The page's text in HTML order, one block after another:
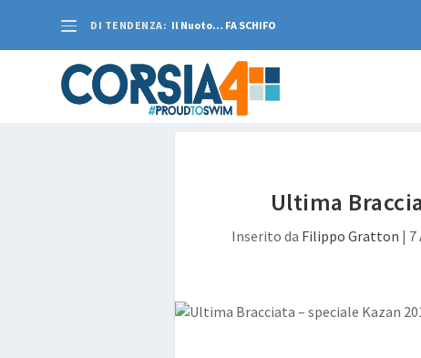
DI TENDENZA: Il Nuoto… FA SCHIFO
Ultima
Inserito da Filippo Gratton | 7